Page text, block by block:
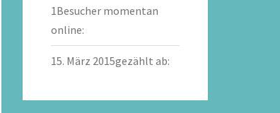
1 Besucher momentan
online:
15. März 2015gezählt ab: